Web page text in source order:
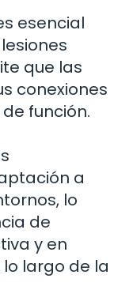
esencial
que las
conexiones
función.
a
lo
de
y en
largo de la